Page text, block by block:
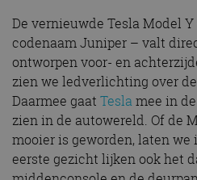
De vernieuwde Tesla Model
codenaam Juniper – valt
ontworpen voor- en
zien we ledverlichting over
Daarmee gaat Teslamee in
zien in de autowereld. Of de
mooier is geworden, laten we
eerste gezicht lijken ook het